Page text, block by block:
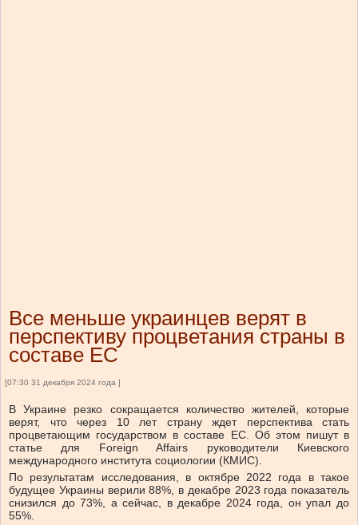
Все меньше украинцев верят в
перспективу процветания страны в
составе ЕС
[07:30 31 декабря 2024 года ]
В Украине резко сокращается количество жителей, которые
верят, что через 10 лет страну ждет перспектива стать
процветающим государством в составе ЕС. Об этом пишут в
статье для Foreign Affairs руководители Киевского
международного института социологии (КМИС).
По результатам исследования, в октябре 2022 года в такое
будущее Украины верили 88%, в декабре 2023 года показатель
снизился до 73%, а сейчас, в декабре 2024 года, он упал до
55%.